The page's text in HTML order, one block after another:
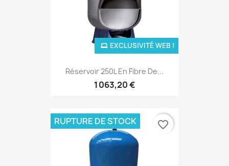
Réservoir 250L En Fibre De...
1 063,20 €
EXCLUSIVITÉ WEB !
RUPTURE DE STOCK favorite_border